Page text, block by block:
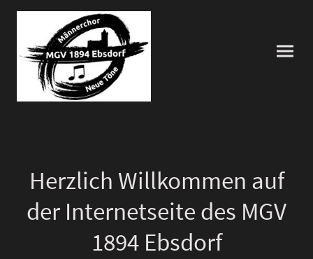
Herzlich Willkommen auf
der Internetseite des MGV
1894 Ebsdorf